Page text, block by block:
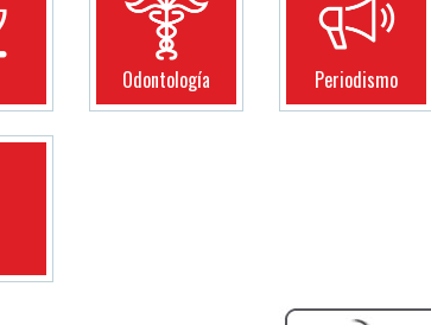
Odontología Periodismo